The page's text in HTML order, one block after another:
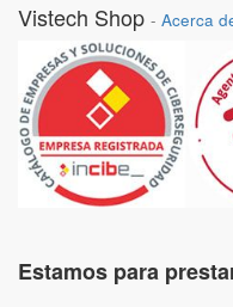
Vistech Shop - Acerca
Estamos para